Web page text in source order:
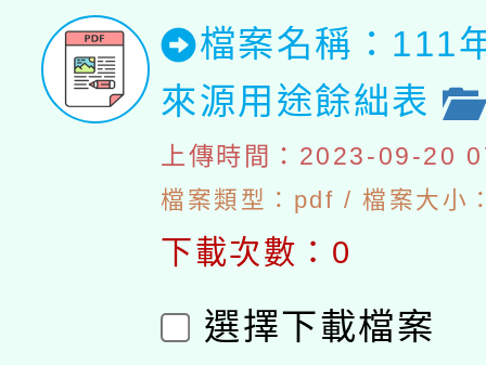
檔案名稱：111
來源用途餘絀表
上傳時間：2023-09-20
檔案類型：pdf / 檔案大小
下載次數：0
選擇下載檔案